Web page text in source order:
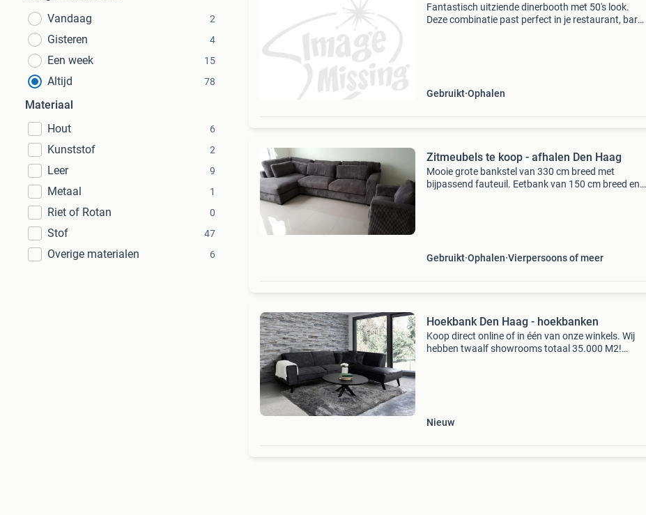
Vandaag
2
Gisteren 4
Een week 15
Altijd 78
Materiaal
Hout
6
Kunststof 2
Leer 9
Metaal 1
Riet of Rotan 0
Stof 47
Overige materialen 6
Fantastisch uitziende dinerbooth met 50's look.
Deze combinatie past perfect in je restaurant, bar
Gebruikt Ophalen
Zitmeubels te koop - afhalen Den Haag
Mooie grote bankstel van 330 cm breed met
bijpassend fauteuil. Eetbank van 150 cm breed en 3
Gebruikt Ophalen Vierpersoons of meer
Hoekbank Den Haag - hoekbanken
Koop direct online of in één van onze winkels. Wij
hebben twaalf showrooms totaal 35.000 M2!
Nieuw